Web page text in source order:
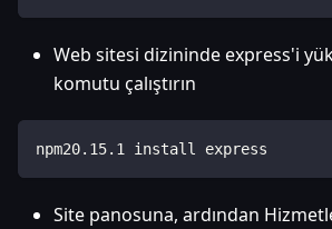
Web sitesi dizininde express'i
komutu çalıştırın
npm20. 15.1 install express
Site panosuna, ardından